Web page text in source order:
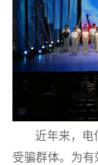
近年来，电
受骗群体。为